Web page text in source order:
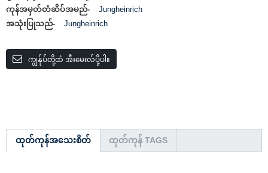
ကုန်အမှတ်တံဆိပ်အမည်-
Jungheinrich
အသုံးပြုသည်-
Jungheinrich
ကျွန်ုပ်တို့ထံ အီးမေးလ်ပို့ပါ။
ထုတ်ကုန်အသေးစိတ် ထုတ်ကုန် TAGS